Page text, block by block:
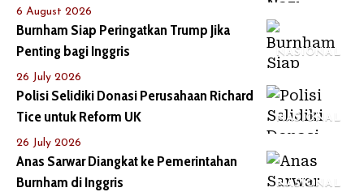
6 August 2026
NASIONAL
Burnham Siap Peringatkan Trump Jika
Penting bagi Inggris
26 July 2026
NASIONAL
Polisi Selidiki Donasi Perusahaan Richard
Tice untuk Reform UK
26 July 2026
NASIONAL
Anas Sarwar Diangkat ke Pemerintahan
Burnham di Inggris